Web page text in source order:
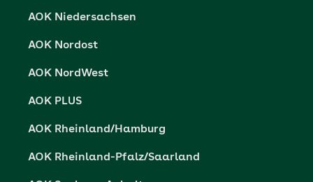
AOK Niedersachsen
AOK Nordost
AOK NordWest
AOK PLUS
AOK Rheinland/Hamburg
AOK Rheinland-Pfalz/Saarland